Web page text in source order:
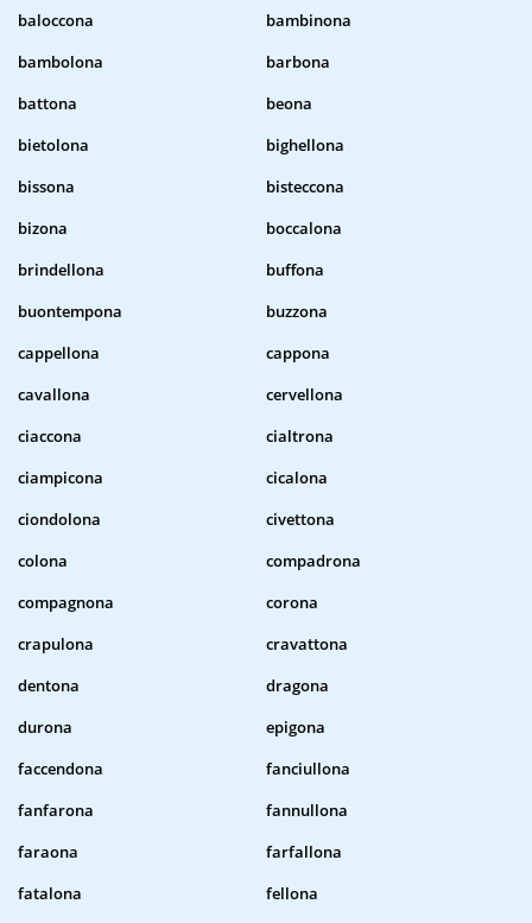
baloccona
bambinona
bambolona
barbona
battona
beona
bietolona
bighellona
bissona
bisteccona
bizona
boccalona
brindellona
buffona
buontempona
buzzona
cappellona
cappona
cavallona
cervellona
ciaccona
cialtrona
ciampicona
cicalona
ciondolona
civettona
colona
compadrona
compagnona
corona
crapulona
cravattona
dentona
dragona
durona
epigona
faccendona
fanciullona
fanfarona
fannullona
faraona
farfallona
fatalona
fellona